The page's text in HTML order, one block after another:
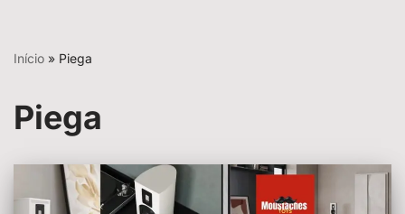
Início » Piega
Piega